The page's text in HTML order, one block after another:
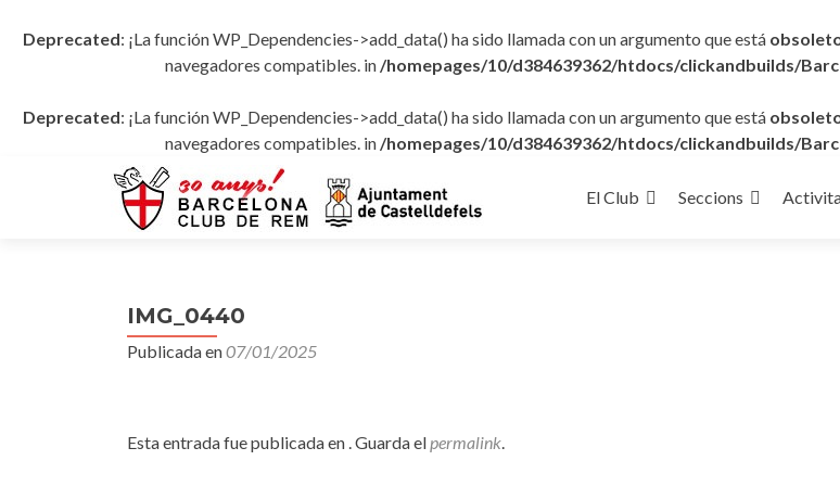
Deprecated: ¡La función WP_Dependencies->add_data() ha sido llamada con un argumento que está
navegadores compatibles. in /homepages/10/d384639362/htdocs/clickandbuilds/
Deprecated: ¡La función WP_Dependencies->add_data() ha sido llamada con un argumento que está
navegadores compatibles. in /homepages/10/d384639362/htdocs/clickandbuilds/
al
El Club Seccions
IMG_0440
Publicada en07/01/2025
Esta entrada fue publicada en . Guarda elpermalink.